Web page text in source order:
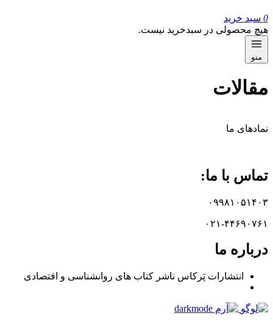
0 سبد خرید
هیچ محصولی در سبدخرید نیست.
منو
مقالات
نماد‌های ما
تماس با ما:
۰۹۹۸۱۰۵۱۴۰۳
۰۲۱-۴۴۶۹۰۷۶۱
درباره ما
انتشارات پَرکاس ناشر کتاب های روانشناسی و اقتصادی